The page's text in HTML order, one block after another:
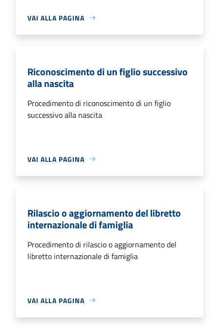
VAI ALLA PAGINA
Riconoscimento di un figlio successivo
alla nascita
Procedimento di riconoscimento di un figlio
successivo alla nascita
VAI ALLA PAGINA
Rilascio o aggiornamento del libretto
internazionale di famiglia
Procedimento di rilascio o aggiornamento del
libretto internazionale di famiglia
VAI ALLA PAGINA